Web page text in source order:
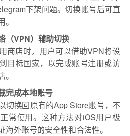
下架问题。切换账号后可直
（VPN）辅助切换
商店时，用户可以借助VPN将设
目标国家，以完成账号注册或访
完成本地账号
切换回原有的App Store账号，不
常使用。这种方法对iOS用户极
海外账号的安全性和合法性。